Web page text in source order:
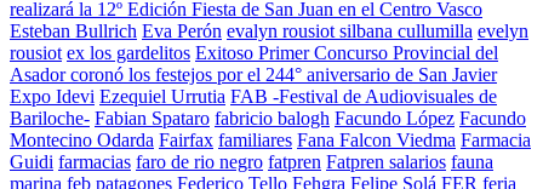
realizará la 12º Edición Fiesta de San Juan en el Centro Vasco
Esteban Bullrich Eva Perón evalyn rousiot silbana cullumilla evelyn
rousiot ex los gardelitos Exitoso Primer Concurso Provincial del
Asador coronó los festejos por el 244° aniversario de San Javier
Expo Idevi Ezequiel Urrutia FAB -Festival de Audiovisuales de
Bariloche- Fabian Spataro fabricio balogh Facundo López Facundo
Montecino Odarda Fairfax familiares Fana Falcon Viedma Farmacia
Guidi farmacias faro de rio negro fatpren Fatpren salarios fauna
marina feb patagones Federico Tello Fehgra Felipe Solá FER feria